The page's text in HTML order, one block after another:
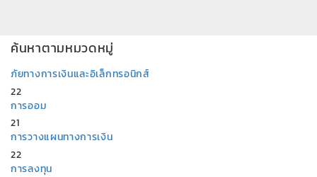
ค้นหาตามหมวดหมู่
ภัยทางการเงินและอิเล็กทรอนิกส์
22
การออม
21
การวางแผนทางการเงิน
22
การลงทุน